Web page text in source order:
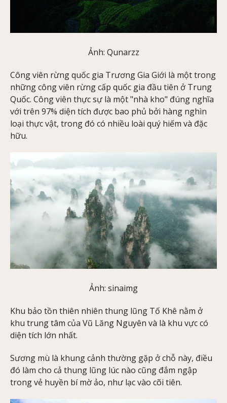
Ảnh: Qunarzz
Công viên rừng quốc gia Trương Gia Giới là một trong
những công viên rừng cấp quốc gia đầu tiên ở Trung
Quốc. Công viên thực sự là một "nhà kho" đúng nghĩa
với trên 97% diện tích được bao phủ bởi hàng nghìn
loại thực vật, trong đó có nhiều loài quý hiếm và đặc
hữu.
Ảnh: sinaimg
Khu bảo tồn thiên nhiên thung lũng Tố Khê nằm ở
khu trung tâm của Vũ Lăng Nguyên và là khu vực có
diện tích lớn nhất.
Sương mù là khung cảnh thường gặp ở chỗ này, điều
đó làm cho cả thung lũng lúc nào cũng đắm ngập
trong vẻ huyền bí mờ ảo, như lạc vào cõi tiên.